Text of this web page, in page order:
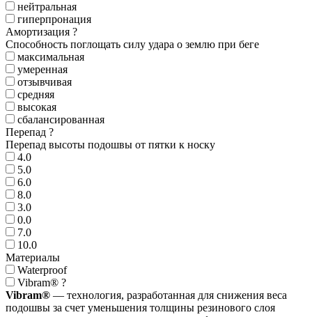
нейтральная
гиперпронация
Амортизация ?
Способность поглощать силу удара о землю при беге
максимальная
умеренная
отзывчивая
средняя
высокая
сбалансированная
Перепад ?
Перепад высоты подошвы от пятки к носку
4.0
5.0
6.0
8.0
3.0
0.0
7.0
10.0
Материалы
Waterproof
Vibram® ?
Vibram® — технология, разработанная для снижения веса
подошвы за счет уменьшения толщины резинового слоя